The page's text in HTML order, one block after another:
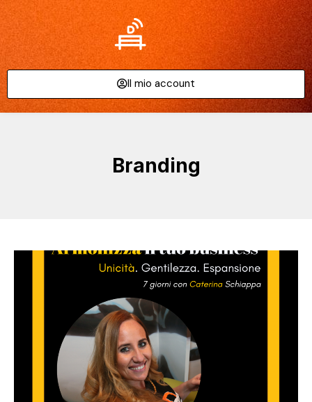
Il mio account
Branding